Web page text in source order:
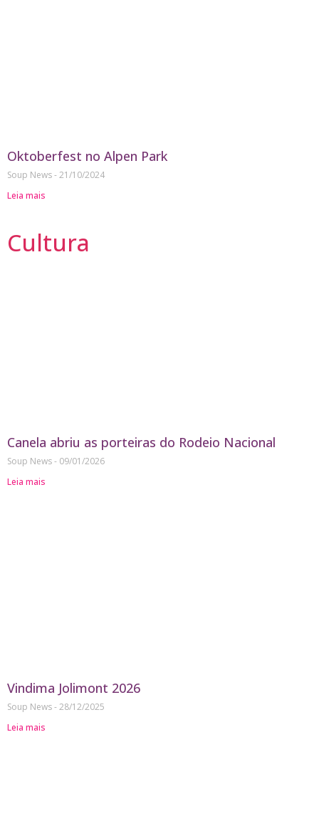
Oktoberfest no Alpen Park
Soup News 21/10/2024
Leia mais
Cultura
Canela abriu as porteiras do Rodeio Nacional
Soup News
09/01/2026
Leia mais
Vindima Jolimont 2026
Soup News 28/12/2025
Leia mais